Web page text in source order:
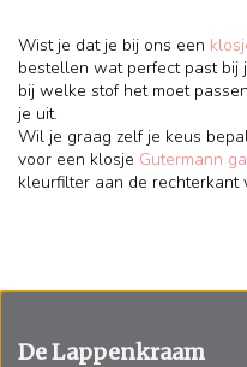
Wist je dat je bij ons een
bestellen wat perfect past bij
bij welke stof het moet
je uit.
Wil je graag zelf je keus
voor een klosje Gutermann
kleurfilter aan de rechterkant
De Lappenkraam